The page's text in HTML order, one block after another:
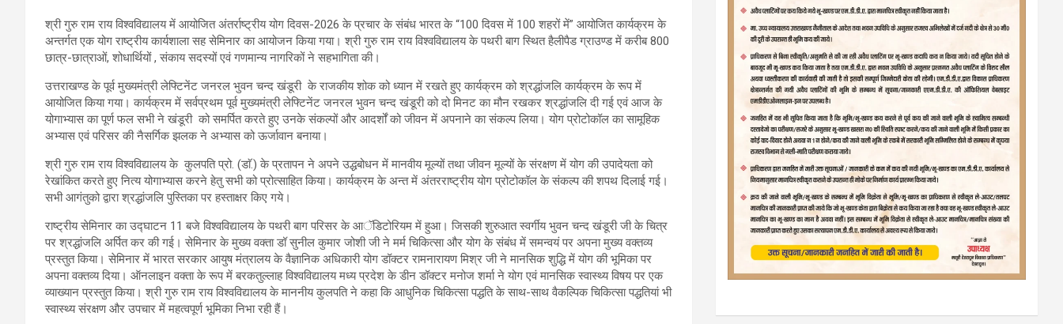
श्री गुरु राम राय विश्वविद्यालय में आयोजित अंतर्राष्ट्रीय योग दिवस-2026 के प्रचार के संबंध भारत के “100 दिवस में 100 शहरों में” आयोजित कार्यक्रम के
अन्तर्गत एक योग राष्ट्रीय कार्यशाला सह सेमिनार का आयोजन किया गया। श्री गुरु राम राय विश्वविद्यालय के पथरी बाग स्थित हैलीपैड ग्राउण्ड में करीब 800
छात्र-छात्राओं, शोधार्थियों , संकाय सदस्यों एवं गणमान्य नागरिकों ने सहभागिता की।
उत्तराखण्ड के पूर्व मुख्यमंत्री लेफ्टिनेंट जनरल भुवन चन्द खंडूरी के राजकीय शोक को ध्यान में रखते हुए कार्यक्रम को श्रद्धांजलि कार्यक्रम के रूप में
आयोजित किया गया। कार्यक्रम में सर्वप्रथम पूर्व मुख्यमंत्री लेफ्टिनेंट जनरल भुवन चन्द खंडूरी को दो मिनट का मौन रखकर श्रद्धांजलि दी गई एवं आज के
योगाभ्यास का पूर्ण फल सभी ने खंडूरी को समर्पित करते हुए उनके संकल्पों और आदर्शों को जीवन में अपनाने का संकल्प लिया। योग प्रोटोकॉल का सामूहिक
अभ्यास एवं परिसर की नैसर्गिक झलक ने अभ्यास को ऊर्जावान बनाया।
श्री गुरु राम राय विश्वविद्यालय के कुलपति प्रो. (डाॅ.) के प्रतापन ने अपने उद्धबोधन में मानवीय मूल्यों तथा जीवन मूल्यों के संरक्षण में योग की उपादेयता को
रेखांकित करते हुए नित्य योगाभ्यास करने हेतु सभी को प्रोत्साहित किया। कार्यक्रम के अन्त में अंतरराष्ट्रीय योग प्रोटोकॉल के संकल्प की शपथ दिलाई गई।
सभी आगंतुको द्वारा श्रद्धांजलि पुस्तिका पर हस्ताक्षर किए गये।
राष्ट्रीय सेमिनार का उद्घाटन 11 बजे विश्वविद्यालय के पथरी बाग परिसर के आॅडिटोरियम में हुआ। जिसकी शुरुआत स्वर्गीय भुवन चन्द खंडूरी जी के चित्र
पर श्रद्धांजलि अर्पित कर की गई। सेमिनार के मुख्य वक्ता डॉ सुनील कुमार जोशी जी ने मर्म चिकित्सा और योग के संबंध में समन्वयं पर अपना मुख्य वक्तव्य
प्रस्तुत किया। सेमिनार में भारत सरकार आयुष मंत्रालय के वैज्ञानिक अधिकारी योग डॉक्टर रामनारायण मिश्र जी ने मानसिक शुद्धि में योग की भूमिका पर
अपना वक्तव्य दिया। ऑनलाइन वक्ता के रूप में बरकतुल्लाह विश्वविद्यालय मध्य प्रदेश के डीन डॉक्टर मनोज शर्मा ने योग एवं मानसिक स्वास्थ्य विषय पर एक
व्याख्यान प्रस्तुत किया। श्री गुरु राम राय विश्वविद्यालय के माननीय कुलपति ने कहा कि आधुनिक चिकित्सा पद्धति के साथ-साथ वैकल्पिक चिकित्सा पद्धतियां भी
स्वास्थ्य संरक्षण और उपचार में महत्वपूर्ण भूमिका निभा रही हैं।